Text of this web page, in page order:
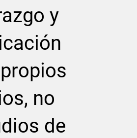
y
no
de